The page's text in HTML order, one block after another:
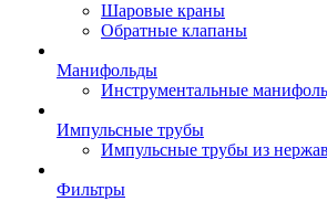
Шаровые краны
Обратные клапаны
Манифольды
Инструментальные
Импульсные трубы
Импульсные трубы из
Фильтры